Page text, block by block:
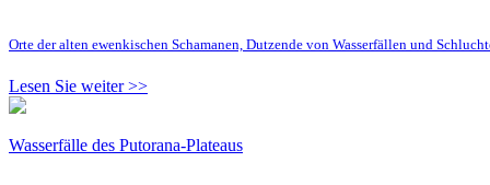
Orte der alten ewenkischen Schamanen, Dutzende von Wasserfällen und
Lesen Sie weiter >>
Wasserfälle des Putorana-Plateaus